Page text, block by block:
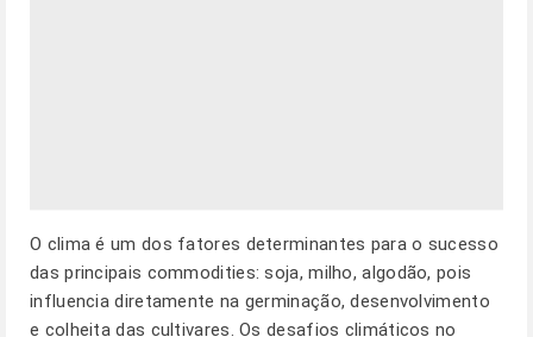
O clima é um dos fatores determinantes para o sucesso
das principais commodities: soja, milho, algodão, pois
influencia diretamente na germinação, desenvolvimento
e colheita das cultivares. Os desafios climáticos no